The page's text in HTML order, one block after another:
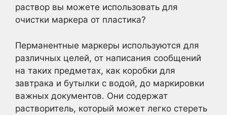
раствор вы можете использовать для
очистки маркера от пластика?
Перманентные маркеры используются для
различных целей, от написания сообщений
на таких предметах, как коробки для
завтрака и бутылки с водой, до маркировки
важных документов. Они содержат
растворитель, который может легко стереть